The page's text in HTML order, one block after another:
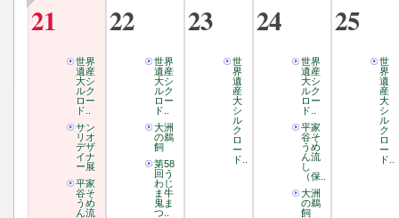
21
世界
遺産
大シ
ルク
ロー
ド..
サン
リオ
デザ
イナ
ー展
平家
谷そ
うめ
ん流
22
世界
遺産
大シ
ルク
ロー
ド..
大洲
の鵜
飼
第58
回う
わじ
ま牛
鬼ま
つ..
23
世
界
遺
産
大
シ
ル
ク
ロ
ー
ド..
24
世界
遺産
大シ
ルク
ロー
ド..
平家
谷そ
うめ
ん流
し
（保..
大洲
の鵜
飼
25
世
界
遺
産
大
シ
ル
ク
ロ
ー
ド..